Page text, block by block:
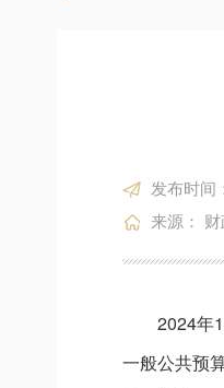
发布时间
来源：
2024年
一般公共预